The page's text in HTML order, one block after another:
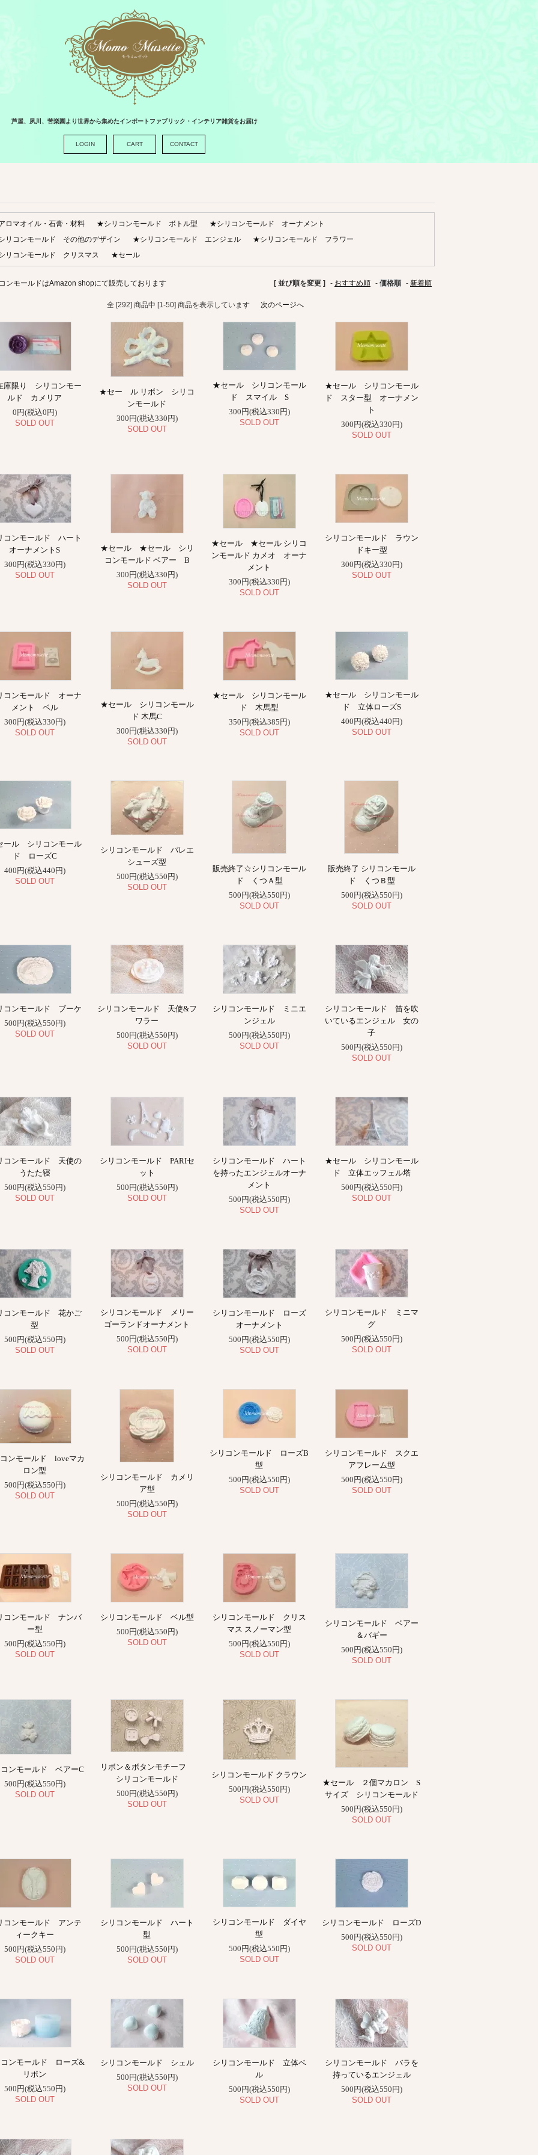
芦屋、夙川、苦楽園より世界から集めたインポートファブリック・インテリア雑貨をお届け
LOGIN CART CONTACT
ロマオイル・石膏・材料 ★シリコンモールド ボトル型
★シリコンモールド オーナメント
リコンモールド その他のデザイン
★シリコンモールド エンジェル
★シリコンモールド フラワー
リコンモールド クリスマス
★セール
ンモールドはAmazon shopにて販売しております [ 並び順を変更 ] - おすすめ順 - 価格順 - 新着順
全 [292] 商品中 [1-50] 商品を表示しています 次のページへ
限り シリコンモー
ルド カメリア
0円(税込0円)
SOLD OUT
★セー ル リボン シリコ
ンモールド
300円(税込330円)
SOLD OUT
★セール シリコンモール
ド スマイル S
300円(税込330円)
SOLD OUT
★セール シリコンモール
ド スター型 オーナメン
ト
300円(税込330円)
SOLD OUT
コンモールド ハート
オーナメントS
300円(税込330円)
SOLD OUT
★セール ★セール シリ
コンモールド ベアー B
300円(税込330円)
SOLD OUT
★セール ★セール シリコ
ンモールド カメオ オーナ
メント
300円(税込330円)
SOLD OUT
シリコンモールド ラウン
ドキー型
300円(税込330円)
SOLD OUT
コンモールド オーナ
メント ベル
300円(税込330円)
SOLD OUT
★セール シリコンモール
ド 木馬C
300円(税込330円)
SOLD OUT
★セール シリコンモール
ド 木馬型
350円(税込385円)
SOLD OUT
★セール シリコンモール
ド 立体ローズS
400円(税込440円)
SOLD OUT
ル シリコンモール
ド ローズC
400円(税込440円)
SOLD OUT
シリコンモールド バレエ
シューズ型
500円(税込550円)
SOLD OUT
販売終了☆シリコンモール
ド くつＡ型
500円(税込550円)
SOLD OUT
販売終了 シリコンモール
ド くつＢ型
500円(税込550円)
SOLD OUT
コンモールド ブーケ
500円(税込550円)
SOLD OUT
シリコンモールド 天使&フ
ワラー
500円(税込550円)
SOLD OUT
シリコンモールド ミニエ
ンジェル
500円(税込550円)
SOLD OUT
シリコンモールド 笛を吹
いているエンジェル 女の
子
500円(税込550円)
SOLD OUT
コンモールド 天使の
うたた寝
500円(税込550円)
SOLD OUT
シリコンモールド PARIセ
ット
500円(税込550円)
SOLD OUT
シリコンモールド ハート
を持ったエンジェルオーナ
メント
500円(税込550円)
SOLD OUT
★セール シリコンモール
ド 立体エッフェル塔
500円(税込550円)
SOLD OUT
コンモールド 花かご
型
500円(税込550円)
SOLD OUT
シリコンモールド メリー
ゴーランドオーナメント
500円(税込550円)
SOLD OUT
シリコンモールド ローズ
オーナメント
500円(税込550円)
SOLD OUT
シリコンモールド ミニマ
グ
500円(税込550円)
SOLD OUT
ンモールド loveマカ
ロン型
500円(税込550円)
SOLD OUT
シリコンモールド カメリ
ア型
500円(税込550円)
SOLD OUT
シリコンモールド ローズB
型
500円(税込550円)
SOLD OUT
シリコンモールド スクエ
アフレーム型
500円(税込550円)
SOLD OUT
コンモールド ナンバ
ー型
500円(税込550円)
SOLD OUT
シリコンモールド ベル型
500円(税込550円)
SOLD OUT
シリコンモールド クリス
マス スノーマン型
500円(税込550円)
SOLD OUT
シリコンモールド ベアー
＆バギー
500円(税込550円)
SOLD OUT
ンモールド ベアーC
500円(税込550円)
SOLD OUT
リボン＆ボタンモチーフ
シリコンモールド
500円(税込550円)
SOLD OUT
シリコンモールド クラウン
500円(税込550円)
SOLD OUT
★セール ２個マカロン S
サイズ シリコンモールド
500円(税込550円)
SOLD OUT
コンモールド アンテ
ィークキー
500円(税込550円)
SOLD OUT
シリコンモールド ハート
型
500円(税込550円)
SOLD OUT
シリコンモールド ダイヤ
型
500円(税込550円)
SOLD OUT
シリコンモールド ローズD
500円(税込550円)
SOLD OUT
ンモールド ローズ&
リボン
500円(税込550円)
SOLD OUT
シリコンモールド シェル
500円(税込550円)
SOLD OUT
シリコンモールド 立体ベ
ル
500円(税込550円)
SOLD OUT
シリコンモールド バラを
持っているエンジェル
500円(税込550円)
SOLD OUT